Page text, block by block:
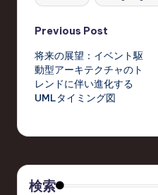
Post
navigation
Previous Post
将来の展望：イベント駆
動型アーキテクチャのト
レンドに伴い進化する
UMLタイミング図
検索